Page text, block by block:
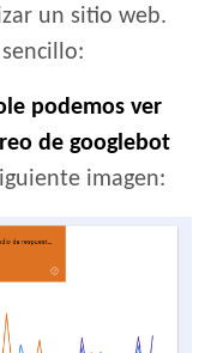
un sitio web.
podemos ver
de googlebot
imagen: